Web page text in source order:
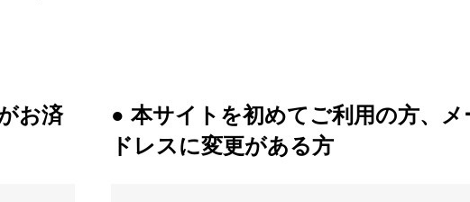
お済
● 本サイトを初めてご利用の方、メ
ドレスに変更がある方